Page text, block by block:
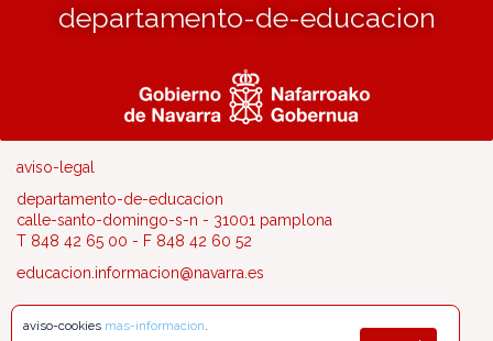
departamento-de-educacion
aviso-legal
departamento-de-educacion
calle-santo-domingo-s-n - 31001 pamplona
T 848 42 65 00 - F 848 42 60 52
educacion.informacion@navarra.es
aviso-cookies mas-informacion.